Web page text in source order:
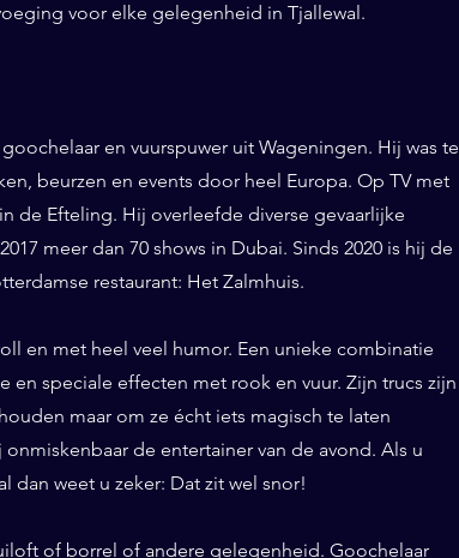
voor elke gelegenheid in Tjallewal.
en vuurspuwer uit Wageningen. Hij was te
beurzen en events door heel Europa. Op TV met
de Efteling. Hij overleefde diverse gevaarlijke
meer dan 70 shows in Dubai. Sinds 2020 is hij de
restaurant: Het Zalmhuis.
en met heel veel humor. Een unieke combinatie
en speciale effecten met rook en vuur. Zijn trucs zijn
maar om ze écht iets magisch te laten
de entertainer van de avond. Als u
dan weet u zeker: Dat zit wel snor!
of borrel of andere gelegenheid. Goochelaar